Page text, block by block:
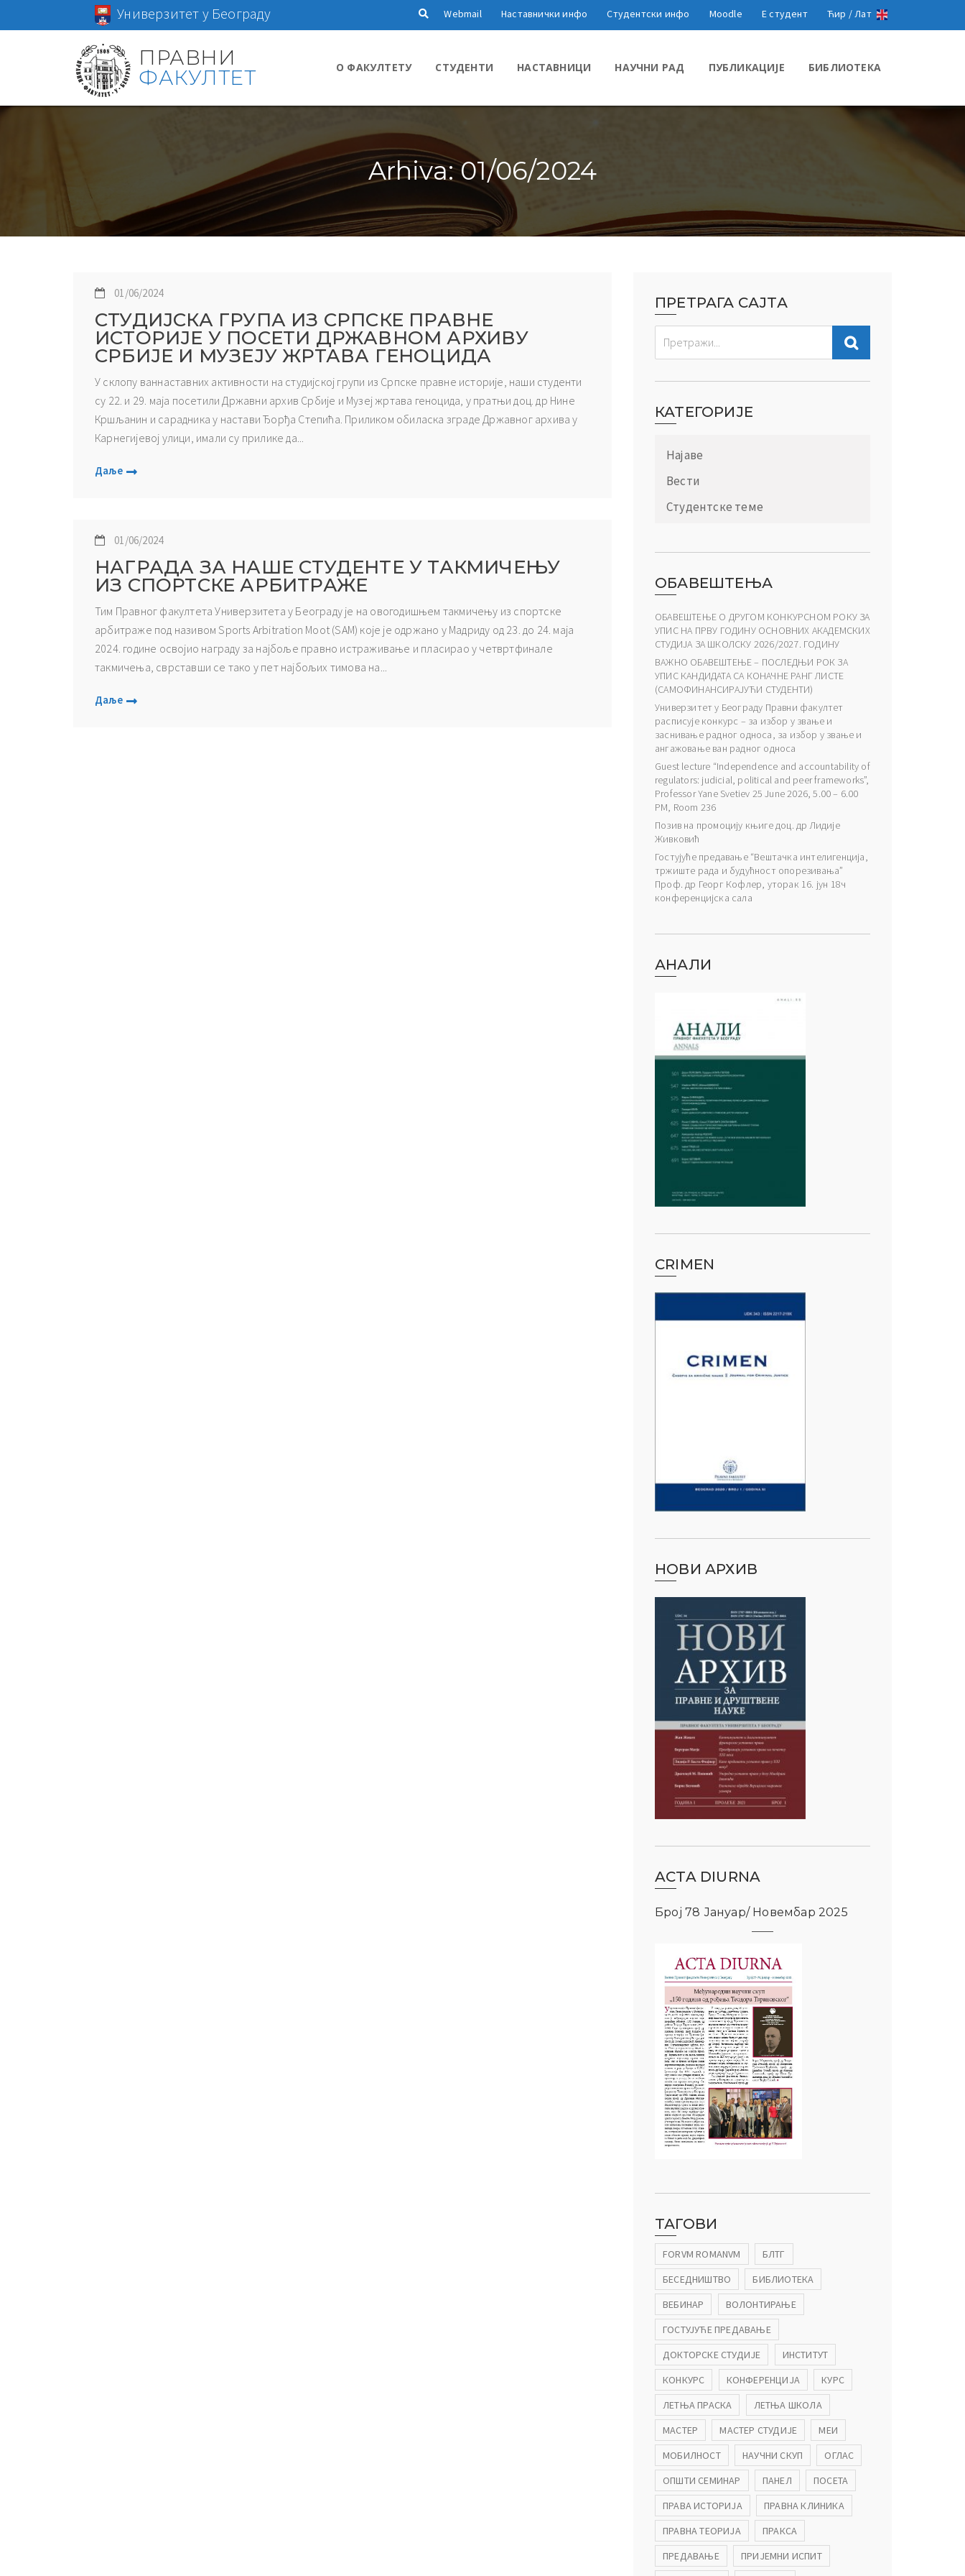
Универзитет у Београду Webmail Наставнички инфо Студентски инфо Moodle Е студент Ћир /Лат
ПРАВНИ
ФАКУЛТЕТ
О ФАКУЛТЕТУ СТУДЕНТИ НАСТАВНИЦИ НАУЧНИ РАД ПУБЛИКАЦИЈЕ БИБЛИОТЕКА
Arhiva: 01/06/2024
01/06/2024
СТУДИЈСКА ГРУПА ИЗ СРПСКЕ ПРАВНЕ
ИСТОРИЈЕ У ПОСЕТИ ДРЖАВНОМ АРХИВУ
СРБИЈЕ И МУЗЕЈУ ЖРТАВА ГЕНОЦИДА
У склопу ваннаставних активности на студијској групи из Српске правне историје, наши студенти
су 22. и 29. маја посетили Државни архив Србије и Музеј жртава геноцида, у пратњи доц. др Нине
Кршљанин и сарадника у настави Ђорђа Степића. Приликом обиласка зграде Државног архива у
Карнегијевој улици, имали су прилике да...
Даље
01/06/2024
НАГРАДА ЗА НАШЕ СТУДЕНТЕ У ТАКМИЧЕЊУ
ИЗ СПОРТСКЕ АРБИТРАЖЕ
Тим Правног факултета Универзитета у Београду је на овогодишњем такмичењу из спортске
арбитраже под називом Sports Arbitration Moot (SAM) које је одржано у Мадриду од 23. до 24. маја
2024. године освојио награду за најбоље правно истраживање и пласирао у четвртфинале
такмичења, сврставши се тако у пет најбољих тимова на...
Даље
ПРЕТРАГА САЈТА
КАТЕГОРИЈЕ
Најаве
Вести
Студентске теме
ОБАВЕШТЕЊА
ОБАВЕШТЕЊЕ О ДРУГОМ КОНКУРСНОМ РОКУ ЗА
УПИС НА ПРВУ ГОДИНУ ОСНОВНИХ АКАДЕМСКИХ
СТУДИЈА ЗА ШКОЛСКУ 2026/2027. ГОДИНУ
ВАЖНО ОБАВЕШТЕЊЕ – ПОСЛЕДЊИ РОК ЗА
УПИС КАНДИДАТА СА КОНАЧНЕ РАНГ ЛИСТЕ
(САМОФИНАНСИРАЈУЋИ СТУДЕНТИ)
Универзитет у Београду Правни факултет
расписује конкурс – за избор у звање и
заснивање радног односа, за избор у звање и
ангажовање ван радног односа
Guest lecture “Independence and accountability of
regulators: judicial, political and peer frameworks”,
Professor Yane Svetiev 25 June 2026, 5.00 – 6.00
PM, Room 236
Позив на промоцију књиге доц. др Лидије
Живковић
Гостујуће предавање “Вештачка интелигенција,
тржиште рада и будућност опорезивања”
Проф. др Георг Кофлер, уторак 16. јун 18ч
конференцијска сала
АНАЛИ
CRIMEN
НОВИ АРХИВ
ACTA DIURNA
Број 78 Јануар/ Новембар 2025
ТАГОВИ
FORVM ROMANVM
БЛТГ
БЕСЕДНИШТВО
БИБЛИОТЕКА
ВЕБИНАР
ВОЛОНТИРАЊЕ
ГОСТУЈУЋЕ ПРЕДАВАЊЕ
ДОКТОРСКЕ СТУДИЈЕ
ИНСТИТУТ
КОНКУРС
КОНФЕРЕНЦИЈА
КУРС
ЛЕТЊА ПРАСКА
ЛЕТЊА ШКОЛА
МАСТЕР
МАСТЕР СТУДИЈЕ
МЕИ
МОБИЛНОСТ
НАУЧНИ СКУП
ОГЛАС
ОПШТИ СЕМИНАР
ПАНЕЛ
ПОСЕТА
ПРАВА ИСТОРИЈА
ПРАВНА КЛИНИКА
ПРАВНА ТЕОРИЈА
ПРАКСА
ПРЕДАВАЊЕ
ПРИЈЕМНИ ИСПИТ